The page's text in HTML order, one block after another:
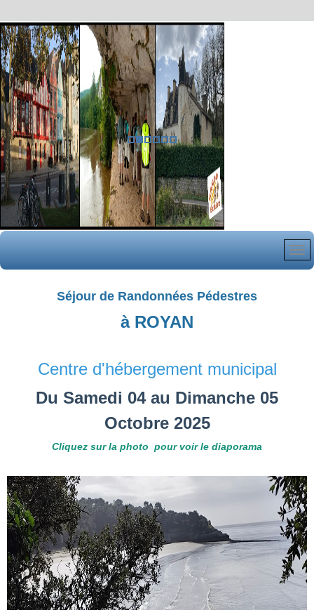
Séjour de Randonnées Pédestres
à ROYAN
Centre d'hébergement municipal
Du Samedi 04 au Dimanche 05
Octobre 2025
Cliquez sur la photo pour voir le diaporama